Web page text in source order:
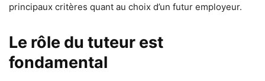
principaux critères quant au choix d’un futur employeur.
Le rôle du tuteur est
fondamental